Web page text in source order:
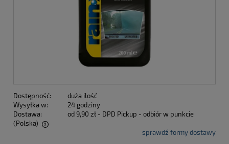
Dostępność:
duża ilość
Wysyłka w:
24 godziny
Dostawa:
od 9,90 zł - DPD Pickup - odbiór w punkcie
(Polska)
Cena nie zawiera ewentualnych kosztów płatnościsprawdź formy dostawy